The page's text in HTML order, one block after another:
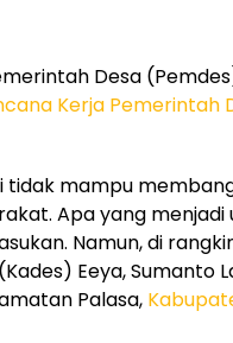
Desa
Kerja Pemerintah
mampu
Apa yang
Namun, di
Eeya, Sumanto
Palasa,